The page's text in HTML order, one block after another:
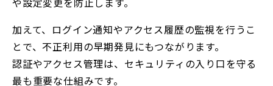
加えて、ログイン通知やアクセス履歴の監視を行うこ
とで、不正利用の早期発見にもつながります。
認証やアクセス管理は、セキュリティの入り口を守る
最も重要な仕組みです。